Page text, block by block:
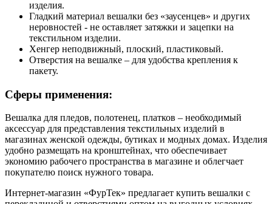
изделия.
Гладкий материал вешалки без «заусенцев» и других
неровностей - не оставляет затяжки и зацепки на
текстильном изделии.
Хенгер неподвижный, плоский, пластиковый.
Отверстия на вешалке – для удобства крепления к
пакету.
Сферы применения:
Вешалка для пледов, полотенец, платков – необходимый
аксессуар для представления текстильных изделий в
магазинах женской одежды, бутиках и модных домах. Изделия
удобно размещать на кронштейнах, что обеспечивает
экономию рабочего пространства в магазине и облегчает
покупателю поиск нужного товара.
Интернет-магазин «ФурТек» предлагает купить вешалки с